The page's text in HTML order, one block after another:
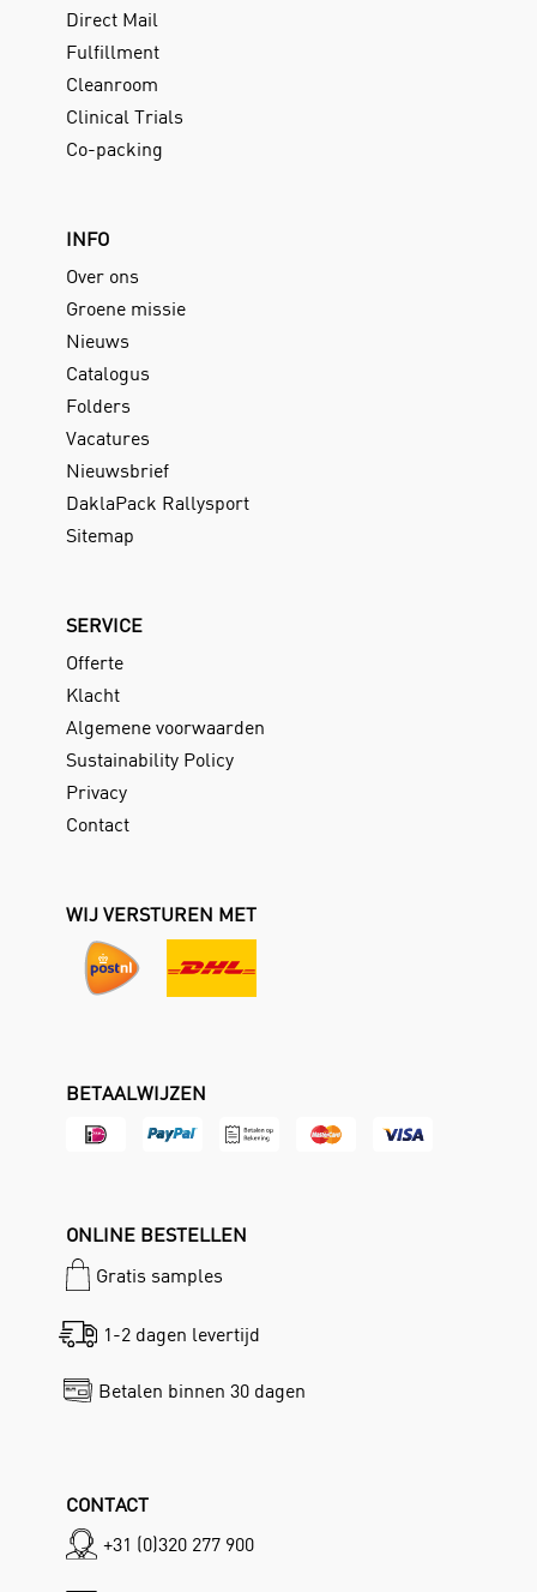
Direct Mail
Fulfillment
Cleanroom
Clinical Trials
Co-packing
INFO
Over ons
Groene missie
Nieuws
Catalogus
Folders
Vacatures
Nieuwsbrief
DaklaPack Rallysport
Sitemap
SERVICE
Offerte
Klacht
Algemene voorwaarden
Sustainability Policy
Privacy
Contact
WIJ VERSTUREN MET
BETAALWIJZEN
ONLINE BESTELLEN
Gratis samples
1-2 dagen levertijd
Betalen binnen 30 dagen
CONTACT
+31 (0)320 277 900